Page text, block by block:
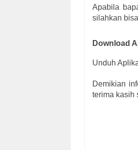
Apabila
silahkan
Download
Unduh
Demikian
terima kasih